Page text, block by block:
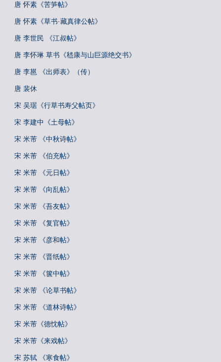
唐 怀素《苦笋帖》
唐 怀素《草书·藏真律公帖》
唐 李世民 《江叔帖》
唐 李怀琳 草书《嵇康与山巨源绝交书》
唐 李邕 《出师表》（传）
唐 裴休
宋 吴琚《行草书寿父帖页》
宋 李建中《土母帖》
宋 米芾 《中秋诗帖》
宋 米芾 《伯充帖》
宋 米芾 《元日帖》
宋 米芾 《向乱帖》
宋 米芾 《吾友帖》
宋 米芾 《复官帖》
宋 米芾 《彦和帖》
宋 米芾 《晋纸帖》
宋 米芾 《箧中帖》
宋 米芾 《论草书帖》
宋 米芾 《道林诗帖》
宋 米芾《德忱帖》
宋 米芾《来戏帖》
宋 苏轼 《寒食帖》